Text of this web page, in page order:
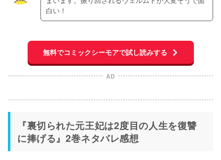
白い！
無料でコミックシーモアで試し読みする
AD
『裏切られた元王妃は2度目の人生を復讐
に捧げる』2巻ネタバレ感想